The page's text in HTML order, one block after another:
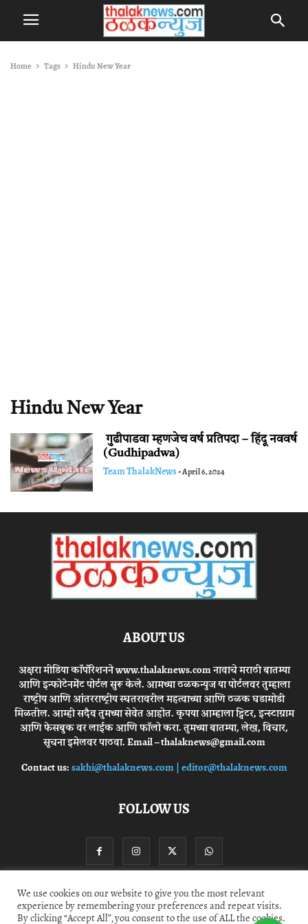
Home Tags Hindu New Year
Hindu New Year
गुढीपाडवा म्हणजेच वर्ष प्रतिपदा – हिंदू नववर्ष
(Gudhipadwa)
Team ThalakNews-April 6, 2024
ABOUT US
अक्षरा मीडिया कॉर्पोरेशनने www.thalaknews.com नावाचे मराठी बातम्या
आणि इन्फोटेनमेंट पोर्टल सुरू केले. आमच्या ठळकन्युज या पोर्टलवर तुम्हाला
राष्ट्रीय आणि आंतरराष्ट्रीय स्घतरावरील महत्वाच्या आणि ठळक घडामोडी
मिळतील. आम्ही सदैव तुमच्या सेवेत आहोत. कृपया आम्हाला ट्विटर, इन्स्टाग्राम
आणि फेसबुक वर लाईक आणि फॉलो करा. तुमच्या बातम्या, लेख, विचार,
सूचना इमेलवर पाठवा. Email – thalaknews@gmail.com
Contact us:sakhi@thalaknews.com | editor@thalaknews.com
FOLLOW US
Privacy Policy Contact Us
We use cookies on our website to give you the most relevant
experience by remembering your preferences and repeat visits.
By clicking “Accept All”, you consent to the use of ALL the cookies.